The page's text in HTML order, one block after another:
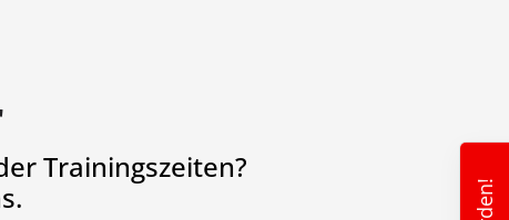
Trainingszeiten?